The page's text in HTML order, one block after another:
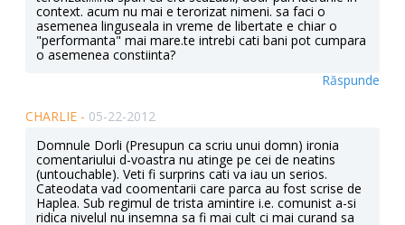
context. acum nu mai e terorizat nimeni. sa faci o
asemenea linguseala in vreme de libertate e chiar o
"performanta" mai mare.te intrebi cati bani pot cumpara
o asemenea constiinta?
Răspunde
CHARLIE - 05-22-2012
Domnule Dorli (Presupun ca scriu unui domn) ironia
comentariului d-voastra nu atinge pe cei de neatins
(untouchable). Veti fi surprins cati va iau un serios.
Cateodata vad coomentarii care parca au fost scrise de
Haplea. Sub regimul de trista amintire i.e. comunist a-si
ridica nivelul nu insemna sa fi mai cult ci mai curand sa